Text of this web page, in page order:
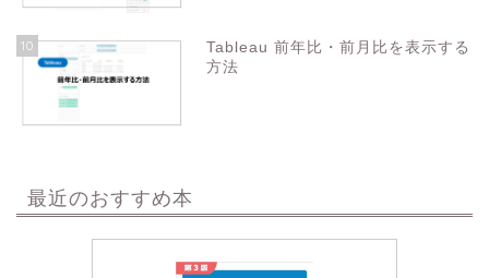
10
Tableau 前年比・前月比を表示する
方法
最近のおすすめ本